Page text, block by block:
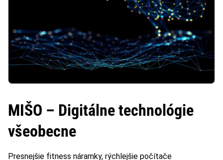
MIŠO – Digitálne technológie
všeobecne
Presnejšie fitness náramky, rýchlejšie počítače